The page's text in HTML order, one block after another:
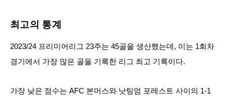
최고의 통계
2023/24 프리미어리그 23주는 45골을 생산했는데, 이는 1회차
경기에서 가장 많은 골을 기록한 리그 최고 기록이다.
가장 낮은 점수는 AFC 본머스와 낫팅엄 포레스트 사이의 1-1